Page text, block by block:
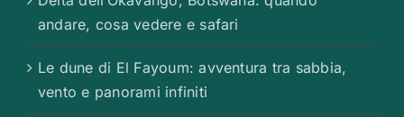
andare, cosa vedere e safari
Le dune di El Fayoum: avventura tra sabbia,
vento e panorami infiniti